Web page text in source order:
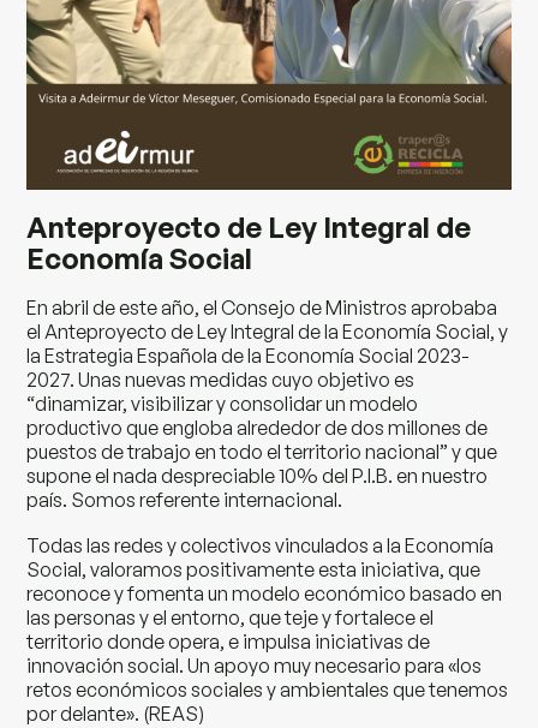
Anteproyecto de Ley Integral de
Economía Social
En abril de este año, el Consejo de Ministros aprobaba
el Anteproyecto de Ley Integral de la Economía Social, y
la Estrategia Española de la Economía Social 2023-
2027. Unas nuevas medidas cuyo objetivo es
“dinamizar, visibilizar y consolidar un modelo
productivo que engloba alrededor de dos millones de
puestos de trabajo en todo el territorio nacional” y que
supone el nada despreciable 10% del P.I.B. en nuestro
país. Somos referente internacional.
Todas las redes y colectivos vinculados a la Economía
Social, valoramos positivamente esta iniciativa, que
reconoce y fomenta un modelo económico basado en
las personas y el entorno, que teje y fortalece el
territorio donde opera, e impulsa iniciativas de
innovación social. Un apoyo muy necesario para «los
retos económicos sociales y ambientales que tenemos
por delante». (REAS)